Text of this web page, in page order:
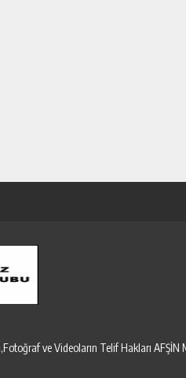
ve Videoların Telif Hakları